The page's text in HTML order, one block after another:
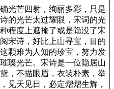
光芒四射，绚丽多彩，只是
的光芒太过耀眼，宋词的光
程度上遮掩了或是隐没了宋
宋诗，好比上山寻宝，目的
颗难为人知的珍宝，努力发
璨光芒。宋诗是一位隐居山
，不描眼眉，衣装朴素，举
见天见日，必定熠熠生辉，